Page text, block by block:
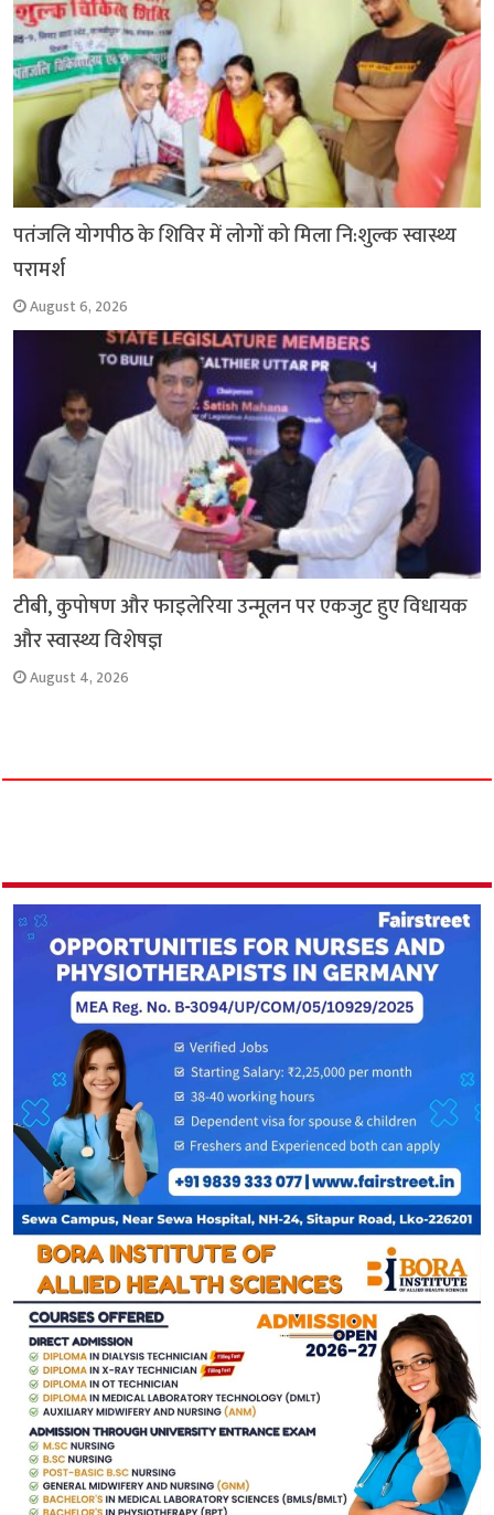
पतंजलि योगपीठ के शिविर में लोगों को मिला नि:शुल्क स्वास्थ्य
परामर्श
August 6, 2026
टीबी, कुपोषण और फाइलेरिया उन्मूलन पर एकजुट हुए विधायक
और स्वास्थ्य विशेषज्ञ
August 4, 2026